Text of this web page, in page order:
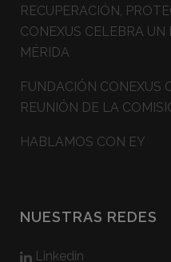
RECUPERACIÓN,
CONEXUS CELEBRA
MÉRIDA
FUNDACIÓN CONEXUS
REUNIÓN DE LA
HABLAMOS CON EY
NUESTRAS REDES
Linkedin